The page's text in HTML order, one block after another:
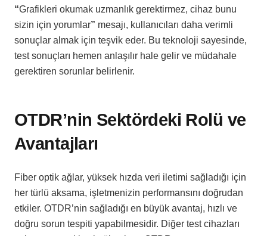
“Grafikleri okumak uzmanlık gerektirmez, cihaz bunu
sizin için yorumlar” mesajı, kullanıcıları daha verimli
sonuçlar almak için teşvik eder. Bu teknoloji sayesinde,
test sonuçları hemen anlaşılır hale gelir ve müdahale
gerektiren sorunlar belirlenir.
OTDR’nin Sektördeki Rolü ve
Avantajları
Fiber optik ağlar, yüksek hızda veri iletimi sağladığı için
her türlü aksama, işletmenizin performansını doğrudan
etkiler. OTDR’nin sağladığı en büyük avantaj, hızlı ve
doğru sorun tespiti yapabilmesidir. Diğer test cihazları